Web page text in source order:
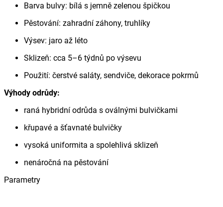
Barva bulvy: bílá s jemně zelenou špičkou
Pěstování: zahradní záhony, truhlíky
Výsev: jaro až léto
Sklizeň: cca 5–6 týdnů po výsevu
Použití: čerstvé saláty, sendviče, dekorace pokrmů
Výhody odrůdy:
raná hybridní odrůda s oválnými bulvičkami
křupavé a šťavnaté bulvičky
vysoká uniformita a spolehlivá sklizeň
nenáročná na pěstování
Parametry